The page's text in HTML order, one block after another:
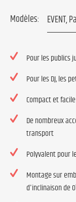
Modèles:
Pour les publics
Pour les DJ, les
Compact et
De nombreux
transport
Polyvalent pour
Montage sur
d'inclinaison de